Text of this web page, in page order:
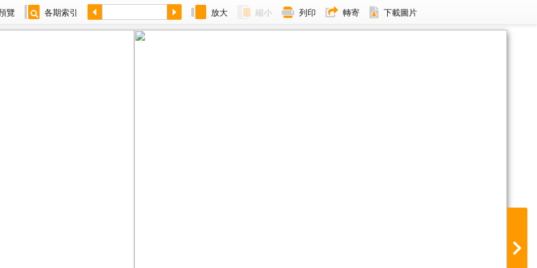
覽 各期索引 放大 縮小 列印 轉寄 下載圖片